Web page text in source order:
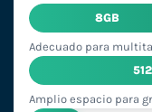
8GB
Adecuado para
Amplio espacio para